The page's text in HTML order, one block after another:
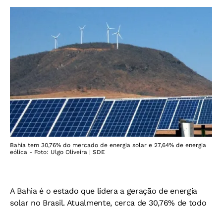
Bahia tem 30,76% do mercado de energia solar e 27,64% de energia
eólica - Foto: Ulgo Oliveira | SDE
A Bahia é o estado que lidera a geração de energia
solar no Brasil. Atualmente, cerca de 30,76% de todo